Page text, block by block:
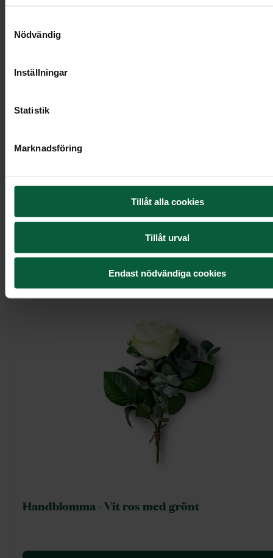
Nödvändig
Inställningar
Statistik
Marknadsföring
Tillåt alla cookies
Tillåt urval
Endast nödvändiga cookies
Dekoration - Gryningens ljus
Visa mer
Handblomma - Vit ros med grönt